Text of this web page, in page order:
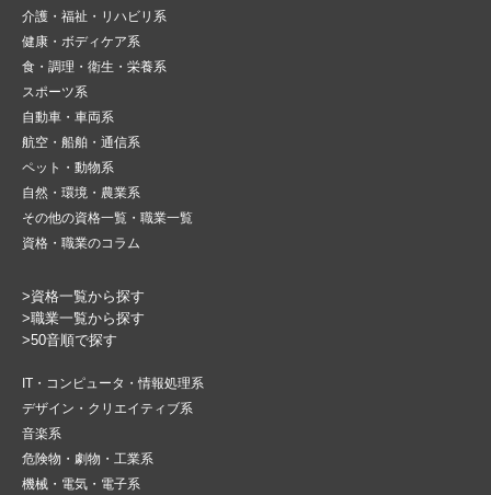
介護・福祉・リハビリ系
健康・ボディケア系
食・調理・衛生・栄養系
スポーツ系
自動車・車両系
航空・船舶・通信系
ペット・動物系
自然・環境・農業系
その他の資格一覧・職業一覧
資格・職業のコラム
>資格一覧から探す
>職業一覧から探す
>50音順で探す
IT・コンピュータ・情報処理系
デザイン・クリエイティブ系
音楽系
危険物・劇物・工業系
機械・電気・電子系